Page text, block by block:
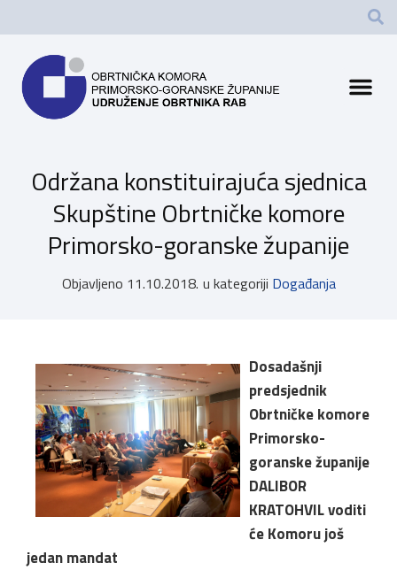
Održana konstituirajuća sjednica
Skupštine Obrtničke komore
Primorsko-goranske županije
Objavljeno 11.10.2018. u kategoriji Događanja
Dosadašnji
predsjednik
Obrtničke komore
Primorsko-
goranske županije
DALIBOR
KRATOHVIL voditi
će Komoru još
jedan mandat